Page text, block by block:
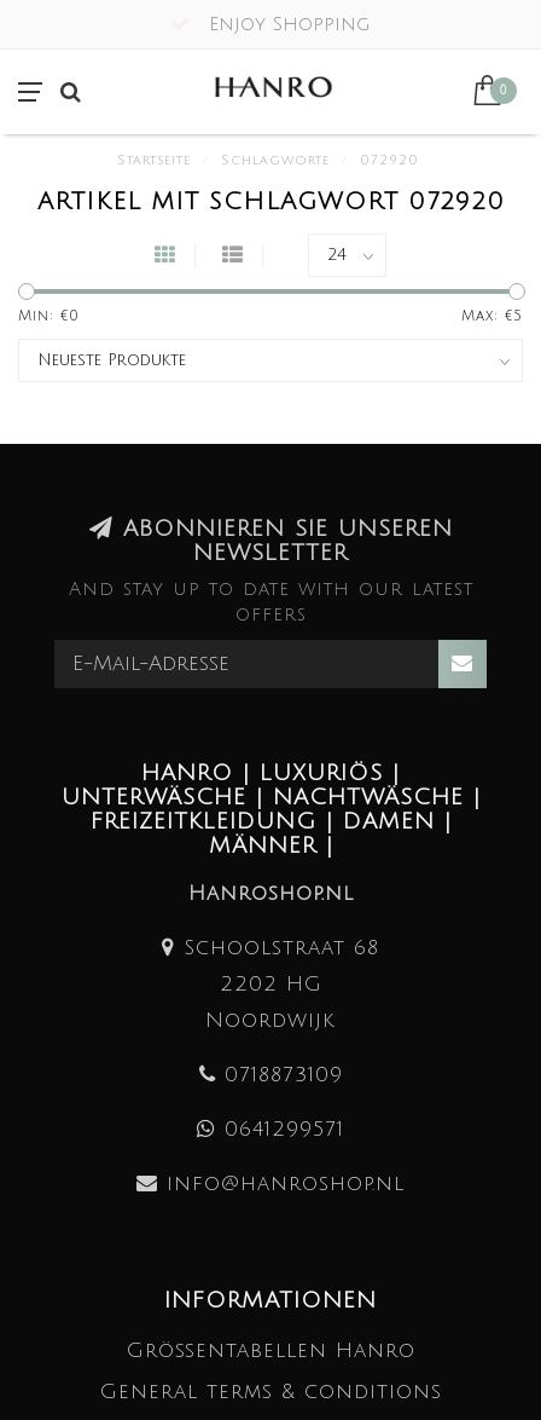
Enjoy Shopping
0
Startseite Schlagworte 072920
ARTIKEL MIT SCHLAGWORT 072920
Min: €0 Max: €5
ABONNIEREN SIE UNSEREN
NEWSLETTER
And stay up to date with our latest
offers
HANRO | LUXURIÖS |
UNTERWÄSCHE | NACHTWÄSCHE |
FREIZEITKLEIDUNG | DAMEN |
MÄNNER |
Hanroshop.nl
Schoolstraat 68
2202 HG
Noordwijk
0718873109
0641299571
info@hanroshop.nl
INFORMATIONEN
Größentabellen Hanro
General terms & conditions